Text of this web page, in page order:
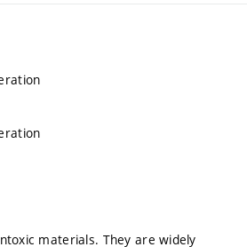
materials. They are widely